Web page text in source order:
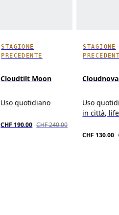
STAGIONE
PRECEDENTE
Cloudtilt Moon
Uso quotidiano
CHF 190.00 CHF 240.00
STAGIONE
Uso
in città,
CHF 130.00